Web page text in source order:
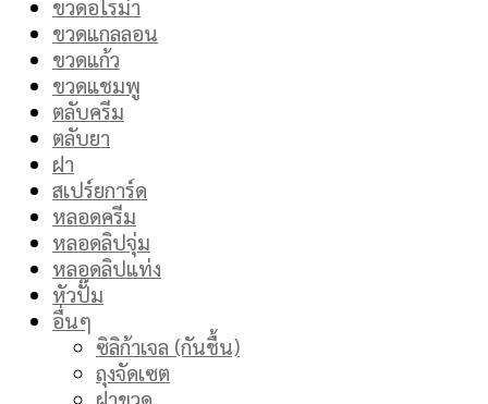
ขวดอโรม่า
ขวดแกลลอน
ขวดแก้ว
ขวดแชมพู
ตลับครีม
ตลับยา
ฝา
สเปร์ยการ์ด
หลอดครีม
หลอดลิปจุ่ม
หลอดลิปแท่ง
หัวปั๊ม
อื่นๆ
ซิลิก้าเจล (กันชื้น)
ถุงจัดเซต
ฝาขวด